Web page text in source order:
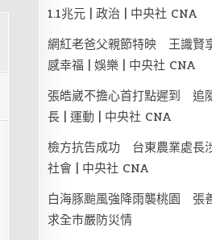
1.1兆元 | 政治 | 中央社 CNA
網紅老爸父親節特映 王識賢
感幸福 | 娛樂 | 中央社 CNA
張皓崴不擔心首打點遲到 追
長 | 運動 | 中央社 CNA
檢方抗告成功 台東農業處長
社會 | 中央社 CNA
白海豚颱風強降雨襲桃園 張
求全市嚴防災情